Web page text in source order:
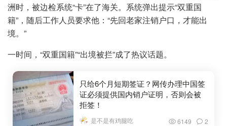
洲时，被边检系统“卡”在了海关。系统弹出提示“双重国
籍”，随后工作人员要求他：“先回老家注销户口，才能出
境。”
一时间，“双重国籍”“出境被拦”成了热议话题。
只给6个月短期签证？网传办理中国签
证必须提供国内销户证明，否则会被
拒签！
是不是有鸡腿吃 6149 2